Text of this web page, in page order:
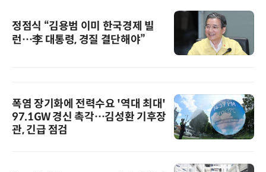
정점식 “김용범 이미 한국경제 빌
런…李 대통령, 경질 결단해야”
폭염 장기화에 전력수요 '역대 최대'
97.1GW 경신 촉각…김성환 기후장
관, 긴급 점검